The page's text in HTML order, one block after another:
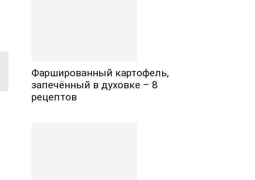
Фаршированный картофель,
запечённый в духовке – 8
рецептов